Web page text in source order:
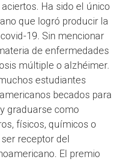
Ha sido el único
que logró producir la
19. Sin mencionar
de enfermedades
múltiple o alzhéimer.
estudiantes
becados para
graduarse como
físicos, químicos o
receptor del
El premio